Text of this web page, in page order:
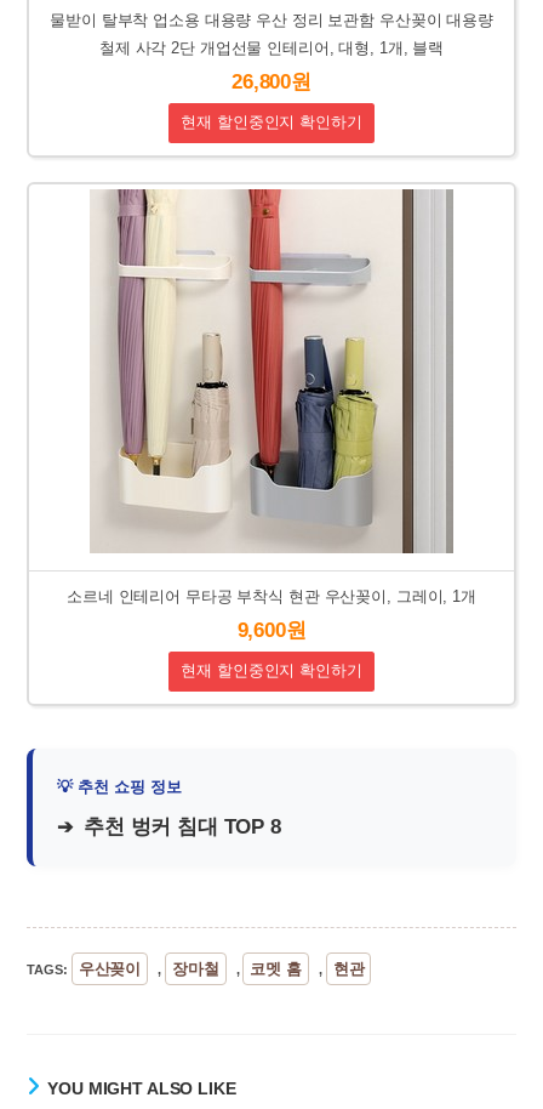
물받이 탈부착 업소용 대용량 우산 정리 보관함 우산꽂이 대용량
철제 사각 2단 개업선물 인테리어, 대형, 1개, 블랙
26,800원
현재 할인중인지 확인하기
소르네 인테리어 무타공 부착식 현관 우산꽂이, 그레이, 1개
9,600원
현재 할인중인지 확인하기
추천 벙커 침대 TOP 8
TAGS: 우산꽂이 , 장마철 , 코멧 홈 , 현관
YOU MIGHT ALSO LIKE